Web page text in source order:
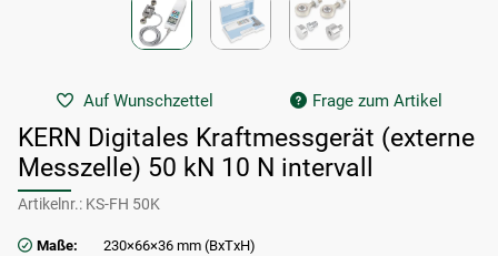
Auf Wunschzettel Frage zum Artikel
KERN Digitales Kraftmessgerät (externe
Messzelle) 50 kN 10 N intervall
Artikelnr.: KS-FH 50K
Maße:
230×66×36 mm (BxTxH)